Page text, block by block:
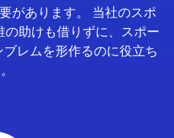
があります。 当社のスポ
助けも借りずに、スポー
レムを形作るのに役立ち